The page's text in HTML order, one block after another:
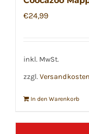
€24,99
inkl. MwSt.
zzgl. Versandkosten
In den Warenkorb